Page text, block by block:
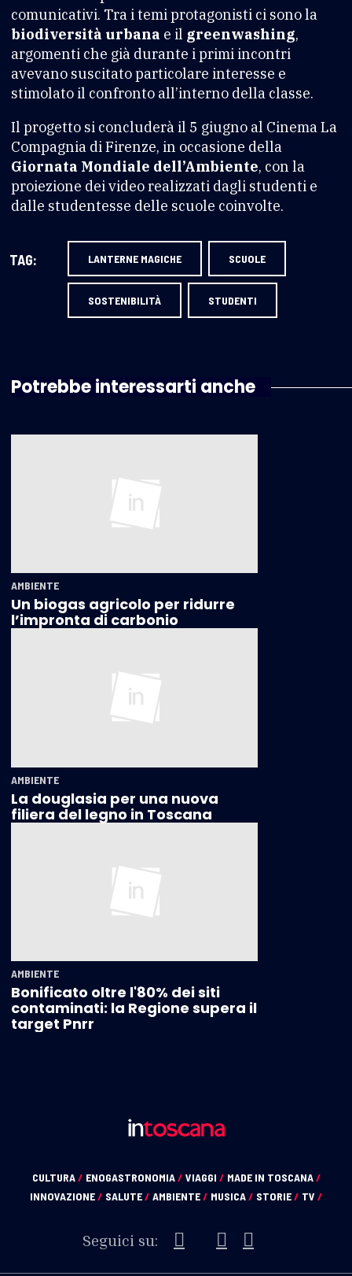
comunicativi. Tra i temi protagonisti ci sono la
biodiversità urbana e il greenwashing,
argomenti che già durante i primi incontri
avevano suscitato particolare interesse e
stimolato il confronto all’interno della classe.
Il progetto si concluderà il 5 giugno al Cinema La
Compagnia di Firenze, in occasione della
Giornata Mondiale dell’Ambiente, con la
proiezione dei video realizzati dagli studenti e
dalle studentesse delle scuole coinvolte.
TAG: LANTERNE MAGICHE SCUOLE
SOSTENIBILITÀ STUDENTI
Potrebbe interessarti anche
AMBIENTE
Un biogas agricolo per ridurre
l’impronta di carbonio
AMBIENTE
La douglasia per una nuova
filiera del legno in Toscana
AMBIENTE
Bonificato oltre l'80% dei siti
contaminati: la Regione supera il
target Pnrr
CULTURA/ ENOGASTRONOMIA/ VIAGGI / MADE IN TOSCANA/
INNOVAZIONE/ SALUTE/ AMBIENTE/ MUSICA/ STORIE/ TV /
Seguici su: